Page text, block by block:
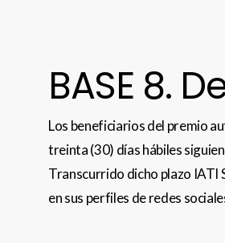
BASE 8.
Los beneficiarios del premio
treinta (30) días hábiles
Transcurrido dicho plazo IATI
en sus perfiles de redes